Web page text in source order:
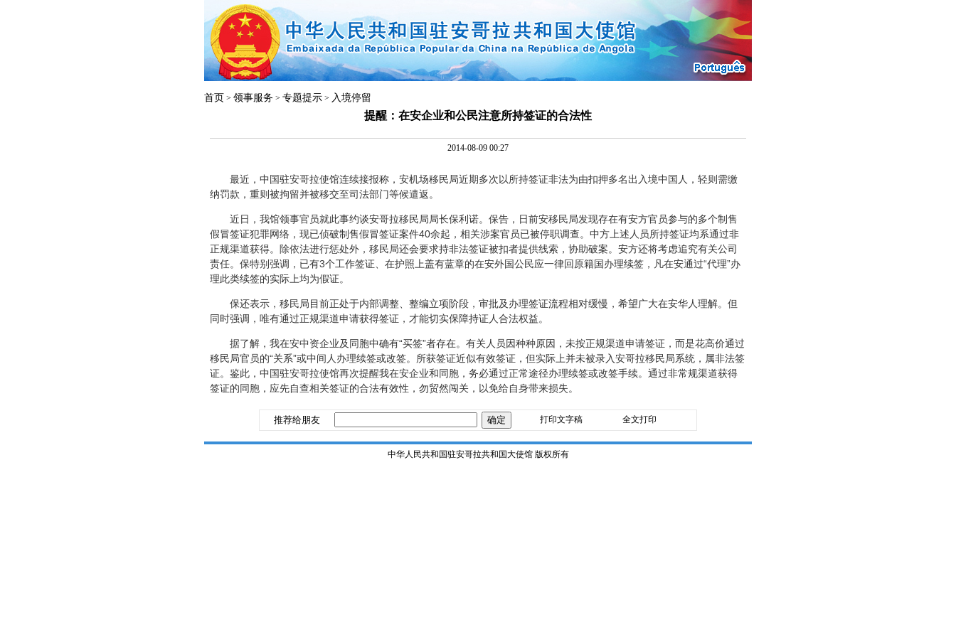
首页 > 领事服务 > 专题提示 > 入境停留
提醒：在安企业和公民注意所持签证的合法性
2014-08-09 00:27
最近，中国驻安哥拉使馆连续接报称，安机场移民局近期多次以所持签证非法为由扣押多名出入境中国人，轻则需缴
纳罚款，重则被拘留并被移交至司法部门等候遣返。
近日，我馆领事官员就此事约谈安哥拉移民局局长保利诺。保告，日前安移民局发现存在有安方官员参与的多个制售
假冒签证犯罪网络，现已侦破制售假冒签证案件40余起，相关涉案官员已被停职调查。中方上述人员所持签证均系通过非
正规渠道获得。除依法进行惩处外，移民局还会要求持非法签证被扣者提供线索，协助破案。安方还将考虑追究有关公司
责任。保特别强调，已有3个工作签证、在护照上盖有蓝章的在安外国公民应一律回原籍国办理续签，凡在安通过“代理”办
理此类续签的实际上均为假证。
保还表示，移民局目前正处于内部调整、整编立项阶段，审批及办理签证流程相对缓慢，希望广大在安华人理解。但
同时强调，唯有通过正规渠道申请获得签证，才能切实保障持证人合法权益。
据了解，我在安中资企业及同胞中确有“买签”者存在。有关人员因种种原因，未按正规渠道申请签证，而是花高价通过
移民局官员的“关系”或中间人办理续签或改签。所获签证近似有效签证，但实际上并未被录入安哥拉移民局系统，属非法签
证。鉴此，中国驻安哥拉使馆再次提醒我在安企业和同胞，务必通过正常途径办理续签或改签手续。通过非常规渠道获得
签证的同胞，应先自查相关签证的合法有效性，勿贸然闯关，以免给自身带来损失。
推荐给朋友 打印文字稿 全文打印
中华人民共和国驻安哥拉共和国大使馆 版权所有